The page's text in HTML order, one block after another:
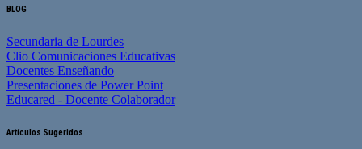
BLOG
Secundaria de Lourdes
Clio Comunicaciones Educativas
Docentes Enseñando
Presentaciones de Power Point
Educared - Docente Colaborador
Artículos Sugeridos